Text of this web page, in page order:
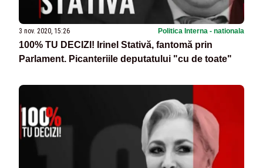
3 nov. 2020, 15:26 Politica Interna - nationala
100% TU DECIZI! Irinel Stativă, fantomă prin
Parlament. Picanteriile deputatului "cu de toate"